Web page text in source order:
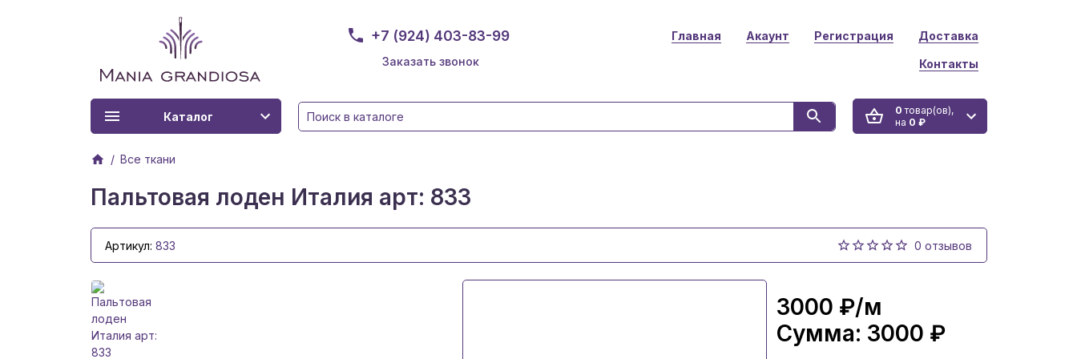
Главная Акаунт Регистрация Доставка
Контакты
+7 (924) 403-83-99
Заказать звонок
0 товар(ов),
на 0 ₽
Каталог
Все ткани
Пальтовая лоден Италия арт: 833
Артикул: 833 0 отзывов
3000 ₽/м
Сумма: 3000 ₽